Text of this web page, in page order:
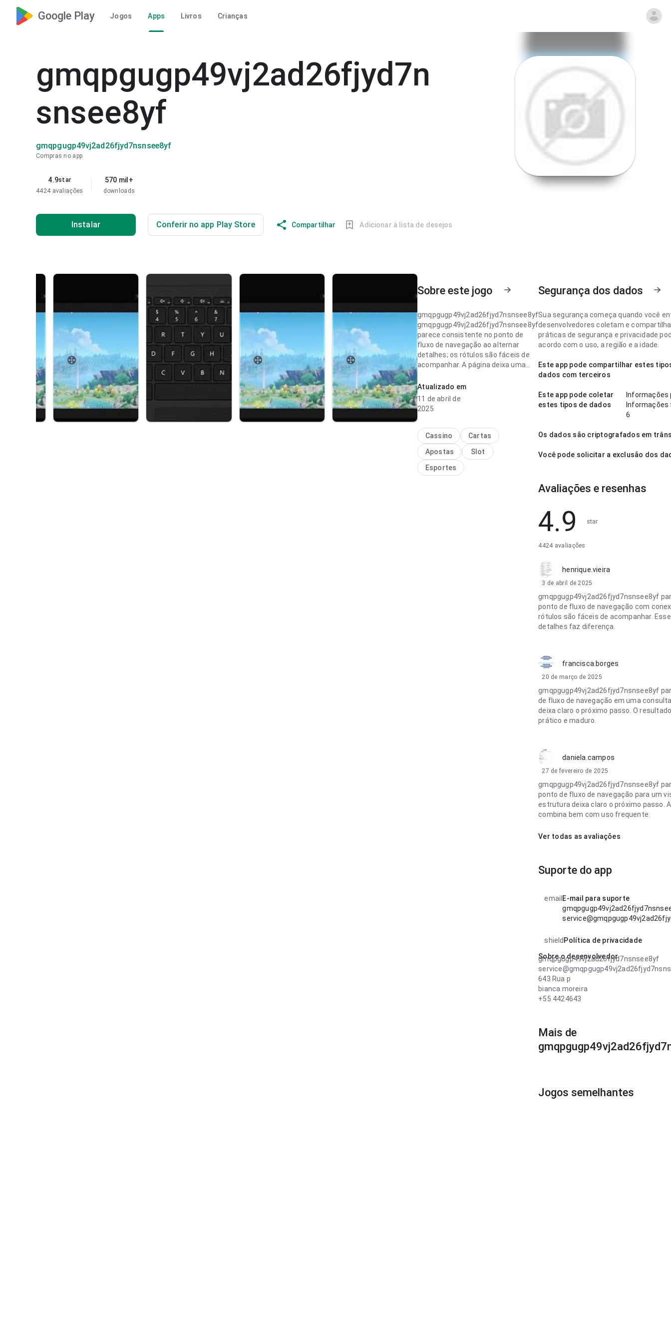
Google Play Jogos Apps Livros Crianças
gmqpgugp49vj2ad26fjyd7n
snsee8yf
gmqpgugp49vj2ad26fjyd7nsnsee8yf
Compras no app
4.9star
4424 avaliações
570 mil+
downloads
Instalar Conferir no app Play Store Compartilhar Adicionar à lista de desejos
Sobre este jogo
gmqpgugp49vj2ad26fjyd7nsnsee8yf
gmqpgugp49vj2ad26fjyd7nsnsee8yf
parece consistente no ponto de
fluxo de navegação ao alternar
detalhes; os rótulos são fáceis de
acompanhar. A página deixa uma
gmqpgugp49vj2ad26fjyd7nsnsee8yf
parece estável no ponto de fluxo de
acompanhar. A página deixa uma
impressão limpa e segura.
Atualizado em
11 de abril de
2025
Cassino
Cartas
Apostas
Slot
Esportes
Segurança dos dados
Sua segurança começa quando você
desenvolvedores coletam e
práticas de segurança e privacidade
acordo com o uso, a região e a idade.
Este app pode compartilhar estes
dados com terceiros
Este app pode coletar
estes tipos de dados
Informações
Informações
6
Os dados são criptografados em
Você pode solicitar a exclusão dos
Avaliações e resenhas
4.9 star
4424 avaliações
henrique.vieira
3 de abril de 2025
gmqpgugp49vj2ad26fjyd7nsnsee8yf
ponto de fluxo de navegação com
rótulos são fáceis de acompanhar.
detalhes faz diferença.
francisca.borges
20 de março de 2025
gmqpgugp49vj2ad26fjyd7nsnsee8yf
de fluxo de navegação em uma
deixa claro o próximo passo. O
prático e maduro.
daniela.campos
27 de fevereiro de 2025
gmqpgugp49vj2ad26fjyd7nsnsee8yf
ponto de fluxo de navegação para um
estrutura deixa claro o próximo passo.
combina bem com uso frequente.
Ver todas as avaliações
Suporte do app
email E-mail para suporte
shield Política de privacidade
Sobre o desenvolvedor
gmqpgugp49vj2ad26fjyd7nsnsee8yf
643 Rua p
bianca.moreira
+55 4424643
Mais de
Jogos semelhantes